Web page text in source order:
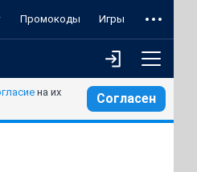
Промокоды Игры
на их Согласен